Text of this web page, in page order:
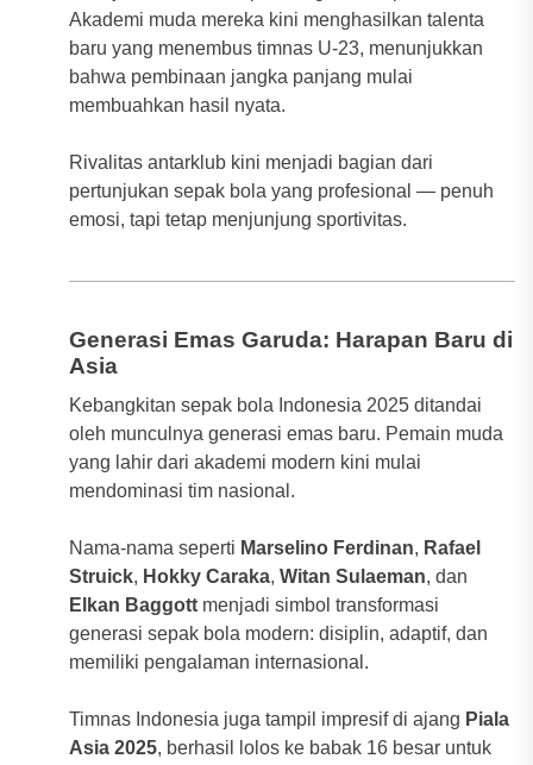
Akademi muda mereka kini menghasilkan talenta
baru yang menembus timnas U-23, menunjukkan
bahwa pembinaan jangka panjang mulai
membuahkan hasil nyata.
Rivalitas antarklub kini menjadi bagian dari
pertunjukan sepak bola yang profesional — penuh
emosi, tapi tetap menjunjung sportivitas.
Generasi Emas Garuda: Harapan Baru di
Asia
Kebangkitan sepak bola Indonesia 2025 ditandai
oleh munculnya generasi emas baru. Pemain muda
yang lahir dari akademi modern kini mulai
mendominasi tim nasional.
Nama-nama seperti Marselino Ferdinan, Rafael
Struick, Hokky Caraka, Witan Sulaeman, dan
Elkan Baggottmenjadi simbol transformasi
generasi sepak bola modern: disiplin, adaptif, dan
memiliki pengalaman internasional.
Timnas Indonesia juga tampil impresif di ajang Piala
Asia 2025, berhasil lolos ke babak 16 besar untuk